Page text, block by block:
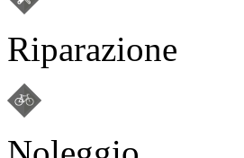
Riparazione